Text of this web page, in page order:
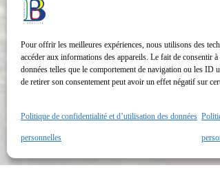
Pour offrir les meilleures expériences, nous utilisons des
accéder aux informations des appareils. Le fait de consentir
données telles que le comportement de navigation ou les ID
de retirer son consentement peut avoir un effet négatif sur
Politique de confidentialité et d’utilisation des données
personnelles